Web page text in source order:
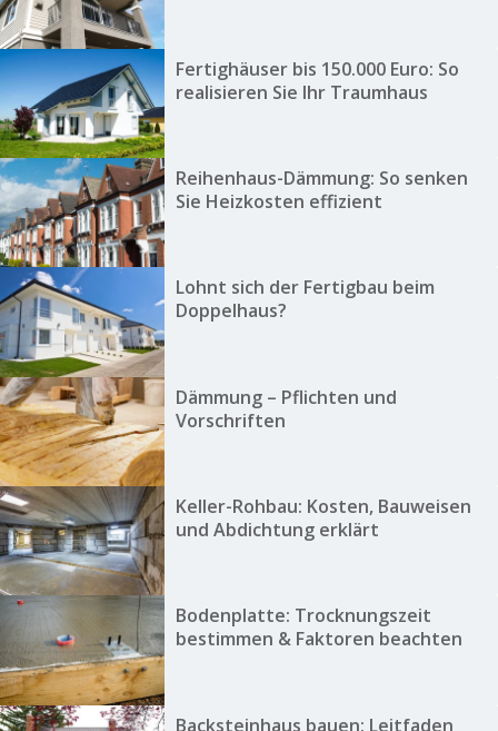
Fertighäuser bis 150.000 Euro: So
realisieren Sie Ihr Traumhaus
Reihenhaus-Dämmung: So senken
Sie Heizkosten effizient
Lohnt sich der Fertigbau beim
Doppelhaus?
Dämmung – Pflichten und
Vorschriften
Keller-Rohbau: Kosten, Bauweisen
und Abdichtung erklärt
Bodenplatte: Trocknungszeit
bestimmen & Faktoren beachten
Backsteinhaus bauen: Leitfaden